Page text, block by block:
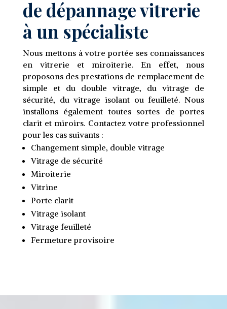
de dépannage vitrerie
à un spécialiste
Nous mettons à votre portée ses connaissances
en vitrerie et miroiterie. En effet, nous
proposons des prestations de remplacement de
simple et du double vitrage, du vitrage de
sécurité, du vitrage isolant ou feuilleté. Nous
installons également toutes sortes de portes
clarit et miroirs. Contactez votre professionnel
pour les cas suivants :
Changement simple, double vitrage
Vitrage de sécurité
Miroiterie
Vitrine
Porte clarit
Vitrage isolant
Vitrage feuilleté
Fermeture provisoire